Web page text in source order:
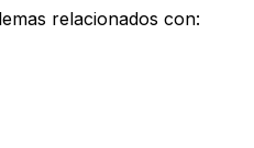
relacionados con: